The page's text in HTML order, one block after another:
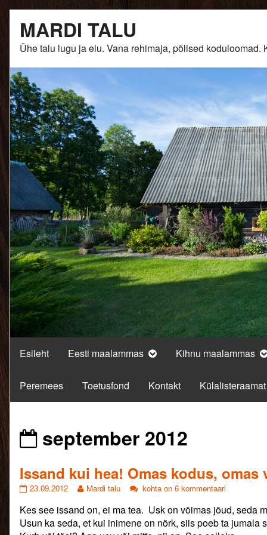
content
MARDI TALU
Ühe talu lugu ja elu. Vana rehimaja, põlised
Esileht Eesti maalammas Kihnu maalammas
Peremees Toetusfond Kontakt Külalisteraamat
Posts
from
september 2012
Issand kui hea! Omas kodus,
Issand
hea!
Omas
kodus,
23.09.2012
Read
posts
by
the
Mardi talu
Issand
hea!
Omas
kodus,
kohta on 6 kommentaari
Kes see issand on, ei ma tea. Usk on võimas jõud, seda
Usun ka seda, et kui inimene on nõrk, siis poeb ta jumala